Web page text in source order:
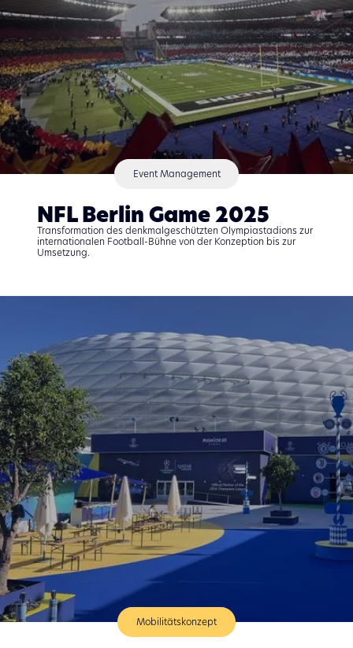
Event Management​
NFL Berlin Game 2025
Transformation des denkmalgeschützten Olympiastadions zur
internationalen Football-Bühne von der Konzeption bis zur
Umsetzung.
Mobilitätskonzept